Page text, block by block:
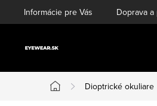
na
Informácie pre Vás Doprava a
Domov
Dioptrické okuliare